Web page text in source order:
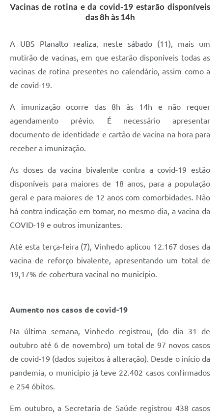
Listagem dos CEPs de Vinhedo
Acesso à Informação
Contratos
Associação dos Servidores Públicos Municipais de
Vinhedo
Audiências Públicas
Carta de Serviços
Arquivos para Download
Galeria de Vídeos
Legislação
Serviços Online
Vacinas de rotina e da covid-19 estarão disponíveis
das 8h às 14h
A UBS Planalto realiza, neste sábado (11), mais um
mutirão de vacinas, em que estarão disponíveis todas as
vacinas de rotina presentes no calendário, assim como a
de covid-19.
A imunização ocorre das 8h às 14h e não requer
agendamento prévio. É necessário apresentar
documento de identidade e cartão de vacina na hora para
receber a imunização.
As doses da vacina bivalente contra a covid-19 estão
disponíveis para maiores de 18 anos, para a população
geral e para maiores de 12 anos com comorbidades. Não
há contra indicação em tomar, no mesmo dia, a vacina da
COVID-19 e outros imunizantes.
Até esta terça-feira (7), Vinhedo aplicou 12.167 doses da
vacina de reforço bivalente, apresentando um total de
19,17% de cobertura vacinal no município.
Aumento nos casos de covid-19
Na última semana, Vinhedo registrou, (do dia 31 de
outubro até 6 de novembro) um total de 97 novos casos
de covid-19 (dados sujeitos à alteração). Desde o início da
pandemia, o município já teve 22.402 casos confirmados
e 254 óbitos.
Em outubro, a Secretaria de Saúde registrou 438 casos